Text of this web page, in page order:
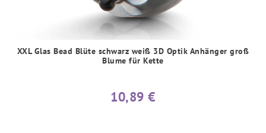
XXL Glas Bead Blüte schwarz weiß 3D Optik Anhänger groß
Blume für Kette
10,89 €